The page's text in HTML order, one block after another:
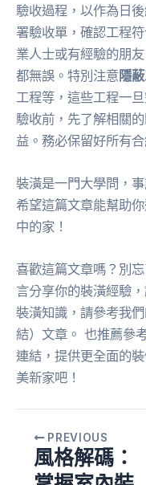
驗收過程，以作為日
署驗收單，確認工程
業人士或有經驗的朋
都無誤。特別注意隱
工程等，這些工程一
驗收前，先了解相關
益。務必保留好所有
裝潢是一門大學問，
希望這篇文章能幫助
中的家！
喜歡這篇文章嗎？別
言分享你的裝潢經驗
裝潢知識，請參考我
結）文章。 也推薦參
連結，提供更全面的
美新家吧！
PREVIOUS
風格解碼：